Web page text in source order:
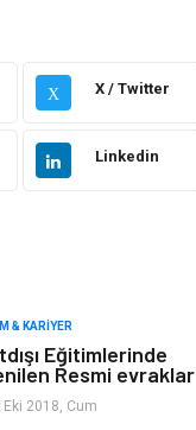
Keyif & Hobi
Organizasyon
X X / Twitter
Linkedin
& KARIYER
Eğitimlerinde
Resmi evraklar
2018, Cum